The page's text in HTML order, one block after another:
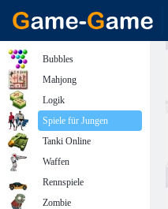
Bubbles
Mahjong
Logik
Spiele für Jungen
Tanki Online
Waffen
Rennspiele
Zombie